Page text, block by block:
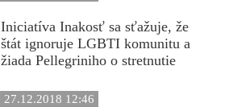
Iniciatíva Inakosť sa sťažuje, že
štát ignoruje LGBTI komunitu a
žiada Pellegriniho o stretnutie
27.12.2018 12:46